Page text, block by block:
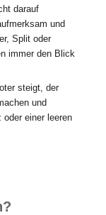
darauf
und
Split oder
immer den Blick
steigt, der
und
einer leeren